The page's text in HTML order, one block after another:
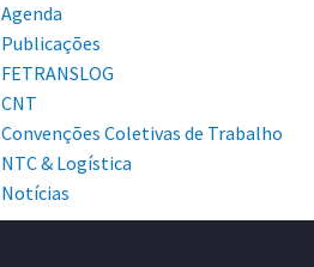
Agenda
Publicações
FETRANSLOG
CNT
Convenções Coletivas de Trabalho
NTC & Logística
Notícias